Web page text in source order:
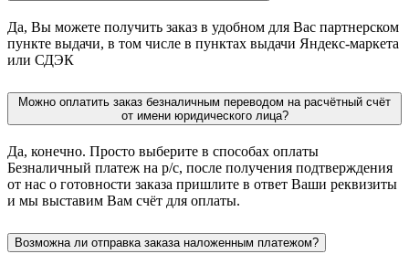
Да, Вы можете получить заказ в удобном для Вас партнерском
пункте выдачи, в том числе в пунктах выдачи Яндекс-маркета
или СДЭК
Можно оплатить заказ безналичным переводом на расчётный счёт
от имени юридического лица?
Да, конечно. Просто выберите в способах оплаты
Безналичный платеж на р/с, после получения подтверждения
от нас о готовности заказа пришлите в ответ Ваши реквизиты
и мы выставим Вам счёт для оплаты.
Возможна ли отправка заказа наложенным платежом?